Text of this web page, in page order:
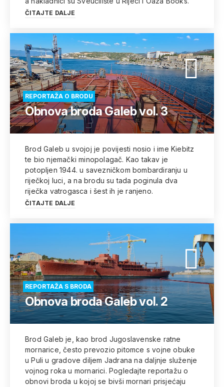
ČITAJTE DALJE
REPORTAŽA O BRODU
Obnova broda Galeb vol. 3
Brod Galeb u svojoj je povijesti nosio i ime Kiebitz
te bio njemački minopolagač. Kao takav je
potopljen 1944. u savezničkom bombardiranju u
riječkoj luci, a na brodu su tada poginula dva
riječka vatrogasca i šest ih je ranjeno.
ČITAJTE DALJE
REPORTAŽA S BRODA
Obnova broda Galeb vol. 2
Brod Galeb je, kao brod Jugoslavenske ratne
mornarice, često prevozio pitomce s vojne obuke
u Puli u gradove diljem Jadrana na daljnje služenje
vojnog roka u mornarici. Pogledajte reportažu o
obnovi broda u kojoj se bivši mornari prisjećaju